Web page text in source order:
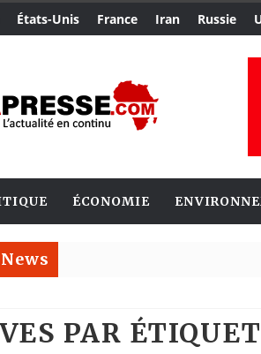
États-Unis France Iran Russie
ÉCONOMIE
PAR